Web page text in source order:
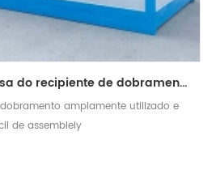
Projeto móvel da casa do recipiente de dobramento portátil do quadro de aço de 20ft
amplamente utilizado e
de assemblely